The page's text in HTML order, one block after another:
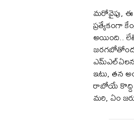
మరోవైపు, ఈ
ప్రత్యేకంగా
అయింది..
ఇటు, తన
రాబోయే కొద్ది
మరి, ఏం